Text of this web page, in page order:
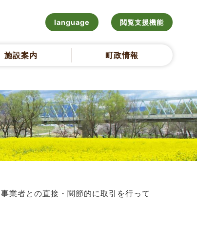
language 閲覧支援機能
施設案内 町政情報
業者との直接・関節的に取引を行って